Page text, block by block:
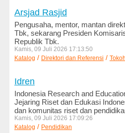
Internet
Konstruksi
dan
Engineering
Mesin
LSM
dan
Ornop
Arsjad Rasjid
Pengusaha, mentor, mantan
Tbk, sekarang Presiden
Republik Tbk.
Kamis, 09 Juli 2026 17:13:50
Katalog / Direktori dan Referensi /
Idren
Indonesia Research and
Jejaring Riset dan Edukasi
dan komunitas riset dan
Kamis, 09 Juli 2026 17:09:26
Katalog / Pendidikan